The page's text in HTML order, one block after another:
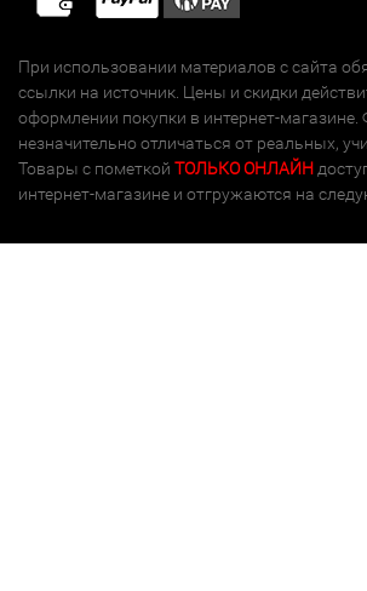
При использовании материалов с сайта
ссылки на источник. Цены и скидки
оформлении покупки в интернет-
незначительно отличаться от реальных,
Товары с пометкой ТОЛЬКО ОНЛАЙН
интернет-магазине и отгружаются на